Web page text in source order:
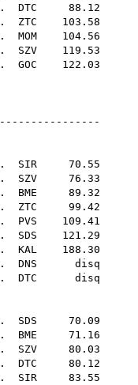
. DTC 88.12
. ZTC 103.58
. MOM 104.56
. SZV 119.53
. GOC 122.03
. SIR 70.55
. SZV 76.33
. BME 89.32
. ZTC 99.42
. PVS 109.41
. SDS 121.29
. KAL 188.30
. DNS disq
. DTC disq
. SDS 70.09
. BME 71.16
. SZV 80.03
. DTC 80.12
. SIR 83.55